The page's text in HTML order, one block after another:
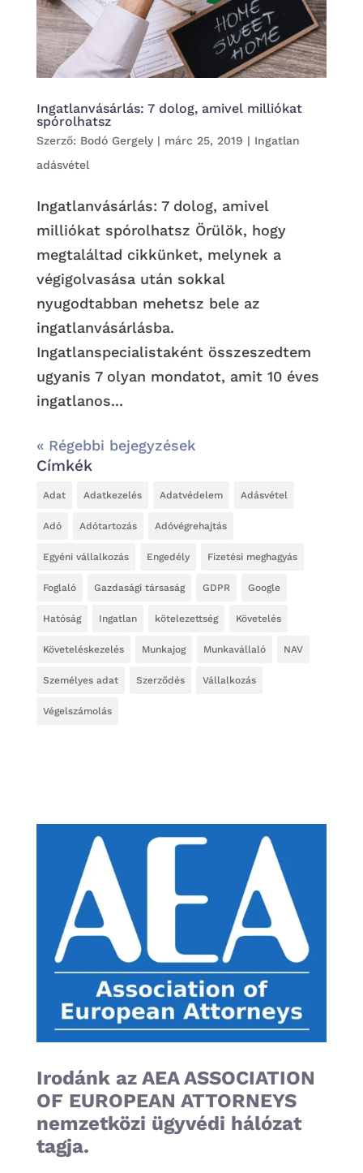
Ingatlanvásárlás: 7 dolog, amivel milliókat
spórolhatsz
Szerző: Bodó Gergely| márc 25, 2019 | Ingatlan
adásvétel
Ingatlanvásárlás: 7 dolog, amivel
milliókat spórolhatsz Örülök, hogy
megtaláltad cikkünket, melynek a
végigolvasása után sokkal
nyugodtabban mehetsz bele az
ingatlanvásárlásba.
Ingatlanspecialistaként összeszedtem
ugyanis 7 olyan mondatot, amit 10 éves
ingatlanos...
« Régebbi bejegyzések
Címkék
Adat Adatkezelés Adatvédelem Adásvétel
Adó Adótartozás Adóvégrehajtás
Egyéni vállalkozás Engedély Fizetési meghagyás
Foglaló Gazdasági társaság GDPR Google
Hatóság Ingatlan kötelezettség Követelés
Követeléskezelés Munkajog Munkavállaló NAV
Személyes adat Szerződés Vállalkozás
Végelszámolás
Irodánk az AEA ASSOCIATION
OF EUROPEAN ATTORNEYS
nemzetközi ügyvédi hálózat
tagja.